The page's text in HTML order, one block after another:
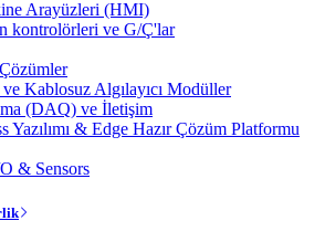
Arayüzleri (HMI)
kontrolörleri ve G/Ç'lar
Kablosuz Algılayıcı Modüller
(DAQ) ve İletişim
Yazılımı & Edge Hazır Çözüm Platformu
& Sensors